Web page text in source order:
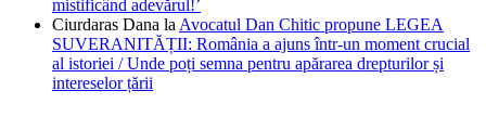
mistificând adevărul!’
Ciurdaras Dana la Avocatul Dan Chitic propune LEGEA
SUVERANITĂȚII: România a ajuns într-un moment crucial
al istoriei / Unde poți semna pentru apărarea drepturilor și
intereselor țării